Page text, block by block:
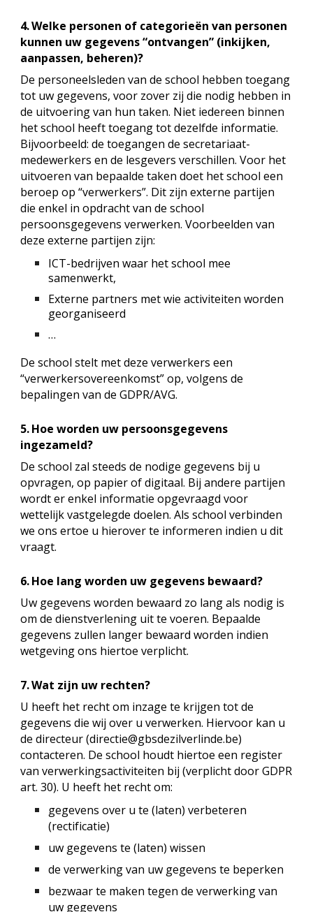
4.Welke personen of categorieën van personen
kunnen uw gegevens “ontvangen” (inkijken,
aanpassen, beheren)?
De personeelsleden van de school hebben toegang
tot uw gegevens, voor zover zij die nodig hebben in
de uitvoering van hun taken. Niet iedereen binnen
het school heeft toegang tot dezelfde informatie.
Bijvoorbeeld: de toegangen de secretariaat-
medewerkers en de lesgevers verschillen. Voor het
uitvoeren van bepaalde taken doet het school een
beroep op “verwerkers”. Dit zijn externe partijen
die enkel in opdracht van de school
persoonsgegevens verwerken. Voorbeelden van
deze externe partijen zijn:
ICT-bedrijven waar het school mee
samenwerkt,
Externe partners met wie activiteiten worden
georganiseerd
…
De school stelt met deze verwerkers een
“verwerkersovereenkomst” op, volgens de
bepalingen van de GDPR/AVG.
5.Hoe worden uw persoonsgegevens
ingezameld?
De school zal steeds de nodige gegevens bij u
opvragen, op papier of digitaal. Bij andere partijen
wordt er enkel informatie opgevraagd voor
wettelijk vastgelegde doelen. Als school verbinden
we ons ertoe u hierover te informeren indien u dit
vraagt.
6.Hoe lang worden uw gegevens bewaard?
Uw gegevens worden bewaard zo lang als nodig is
om de dienstverlening uit te voeren. Bepaalde
gegevens zullen langer bewaard worden indien
wetgeving ons hiertoe verplicht.
7.Wat zijn uw rechten?
U heeft het recht om inzage te krijgen tot de
gegevens die wij over u verwerken. Hiervoor kan u
de directeur (directie@gbsdezilverlinde.be)
contacteren. De school houdt hiertoe een register
van verwerkingsactiviteiten bij (verplicht door GDPR
art. 30). U heeft het recht om:
gegevens over u te (laten) verbeteren
(rectificatie)
uw gegevens te (laten) wissen
de verwerking van uw gegevens te beperken
bezwaar te maken tegen de verwerking van
uw gegevens